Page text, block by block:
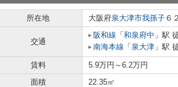
所在地 大阪府泉大津市我孫子 ６
交通
阪和線 「 和泉府中 」駅
南海本線 「 泉大津 」駅
賃料 5.9万円～6.2万円
面積
22.35㎡